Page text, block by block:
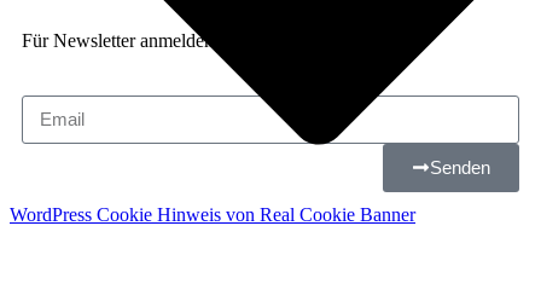
Für Newsletter anmelden
Senden
WordPress Cookie Hinweis von Real Cookie Banner